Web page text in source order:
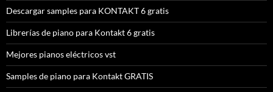
Descargar samples para KONTAKT 6 gratis
Librerías de piano para Kontakt 6 gratis
Mejores pianos eléctricos vst
Samples de piano para Kontakt GRATIS